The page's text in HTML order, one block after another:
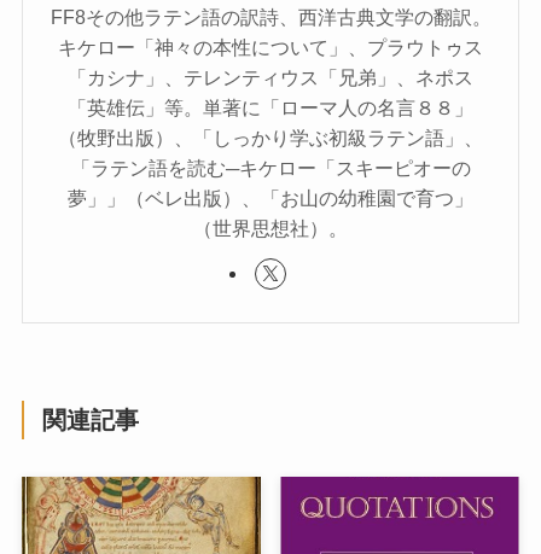
FF8その他ラテン語の訳詩、西洋古典文学の翻訳。
キケロー「神々の本性について」、プラウトゥス
「カシナ」、テレンティウス「兄弟」、ネポス
「英雄伝」等。単著に「ローマ人の名言８８」
（牧野出版）、「しっかり学ぶ初級ラテン語」、
「ラテン語を読む─キケロー「スキーピオーの
夢」」（ベレ出版）、「お山の幼稚園で育つ」
（世界思想社）。
関連記事